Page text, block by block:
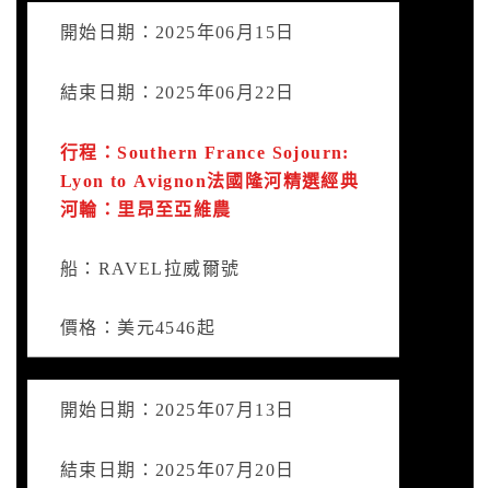
開始日期：2025年06月15日
結束日期：2025年06月22日
行程：Southern France Sojourn:
Lyon to Avignon法國隆河精選經典
河輪：里昂至亞維農
船：RAVEL拉威爾號
價格：美元4546起
開始日期：2025年07月13日
結束日期：2025年07月20日